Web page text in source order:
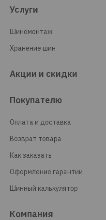
Услуги
Шиномонтаж
Хранение шин
Акции и скидки
Покупателю
Оплата и доставка
Возврат товара
Как заказать
Оформление гарантии
Шинный калькулятор
Компания